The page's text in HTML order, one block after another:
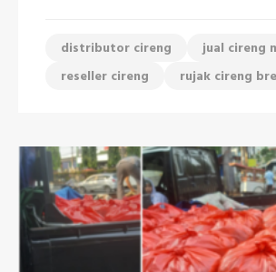
distributor cireng
jual cireng
reseller cireng
rujak cireng